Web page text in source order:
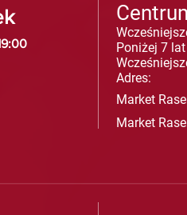
Poniżej 7
Adres:
Market
Market